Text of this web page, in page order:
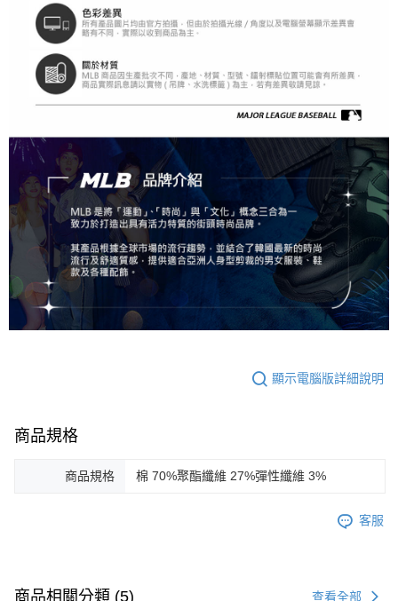
顯示電腦版詳細說明
商品規格
商品規格 棉 70%聚酯纖維 27%彈性纖維 3%
客服
商品相關分類 (5) 查看全部